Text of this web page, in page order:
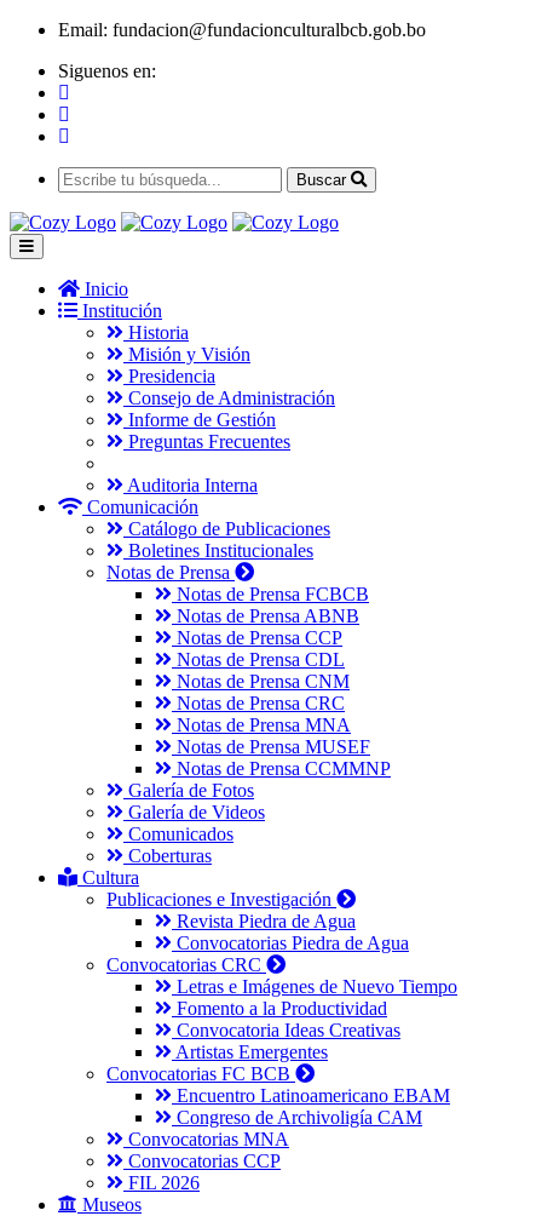
Email: fundacion@fundacionculturalbcb.gob.bo
Siguenos en:
Buscar
Inicio
Institución
Historia
Misión y Visión
Presidencia
Consejo de Administración
Informe de Gestión
Preguntas Frecuentes
Auditoria Interna
Comunicación
Catálogo de Publicaciones
Boletines Institucionales
Notas de Prensa
Notas de Prensa FCBCB
Notas de Prensa ABNB
Notas de Prensa CCP
Notas de Prensa CDL
Notas de Prensa CNM
Notas de Prensa CRC
Notas de Prensa MNA
Notas de Prensa MUSEF
Notas de Prensa CCMMNP
Galería de Fotos
Galería de Videos
Comunicados
Coberturas
Cultura
Publicaciones e Investigación
Revista Piedra de Agua
Convocatorias Piedra de Agua
Convocatorias CRC
Letras e Imágenes de Nuevo Tiempo
Fomento a la Productividad
Convocatoria Ideas Creativas
Artistas Emergentes
Convocatorias FC BCB
Encuentro Latinoamericano EBAM
Congreso de Archivoligía CAM
Convocatorias MNA
Convocatorias CCP
FIL 2026
Museos